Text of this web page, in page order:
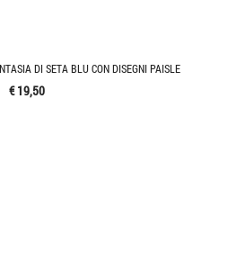
DI SETA BLU CON DISEGNI PAISLE
€ 19,50